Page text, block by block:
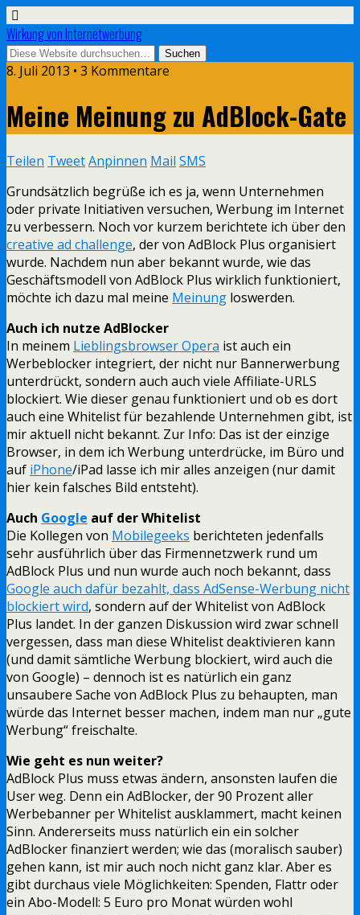
Wirkung von Internetwerbung
8. Juli 2013 • 3 Kommentare
Meine Meinung zu AdBlock-Gate
Teilen TweetAnpinnen Mail SMS
Grundsätzlich begrüße ich es ja, wenn Unternehmen
oder private Initiativen versuchen, Werbung im Internet
zu verbessern. Noch vor kurzem berichtete ich über den
creative ad challenge, der von AdBlock Plus organisiert
wurde. Nachdem nun aber bekannt wurde, wie das
Geschäftsmodell von AdBlock Plus wirklich funktioniert,
möchte ich dazu mal meine Meinung loswerden.
Auch ich nutze AdBlocker
In meinem Lieblingsbrowser Opera ist auch ein
Werbeblocker integriert, der nicht nur Bannerwerbung
unterdrückt, sondern auch auch viele Affiliate-URLS
blockiert. Wie dieser genau funktioniert und ob es dort
auch eine Whitelist für bezahlende Unternehmen gibt, ist
mir aktuell nicht bekannt. Zur Info: Das ist der einzige
Browser, in dem ich Werbung unterdrücke, im Büro und
auf iPhone/iPad lasse ich mir alles anzeigen (nur damit
hier kein falsches Bild entsteht).
Auch Google auf der Whitelist
Die Kollegen von Mobilegeeks berichteten jedenfalls
sehr ausführlich über das Firmennetzwerk rund um
AdBlock Plus und nun wurde auch noch bekannt, dass
Google auch dafür bezahlt, dass AdSense-Werbung nicht
blockiert wird, sondern auf der Whitelist von AdBlock
Plus landet. In der ganzen Diskussion wird zwar schnell
vergessen, dass man diese Whitelist deaktivieren kann
(und damit sämtliche Werbung blockiert, wird auch die
von Google) – dennoch ist es natürlich ein ganz
unsaubere Sache von AdBlock Plus zu behaupten, man
würde das Internet besser machen, indem man nur „gute
Werbung“ freischalte.
Wie geht es nun weiter?
AdBlock Plus muss etwas ändern, ansonsten laufen die
User weg. Denn ein AdBlocker, der 90 Prozent aller
Werbebanner per Whitelist ausklammert, macht keinen
Sinn. Andererseits muss natürlich ein ein solcher
AdBlocker finanziert werden; wie das (moralisch sauber)
gehen kann, ist mir auch noch nicht ganz klar. Aber es
gibt durchaus viele Möglichkeiten: Spenden, Flattr oder
ein Abo-Modell: 5 Euro pro Monat würden wohl